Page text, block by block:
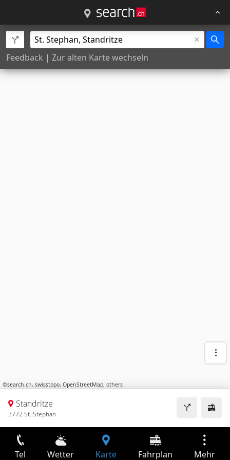
Feedback | Zur alten Karte wechseln
©search.ch, swisstopo, OpenStreetMap, others
Standritze
3772 St. Stephan
Tel Wetter Karte Fahrplan Mehr